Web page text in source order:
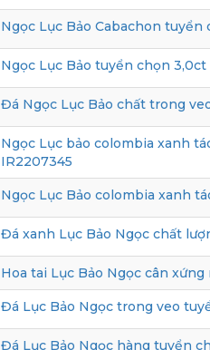
Ngọc Lục Bảo Cabachon tuyển
Ngọc Lục Bảo tuyển chọn
Đá Ngọc Lục Bảo chất trong
Ngọc Lục bảo colombia xanh
IR2207345
Ngọc Lục Bảo colombia xanh
Đá xanh Lục Bảo Ngọc chất
Hoa tai Lục Bảo Ngọc cân
Đá Lục Bảo Ngọc trong veo
Đá Lục Bảo Ngọc hàng tuyển